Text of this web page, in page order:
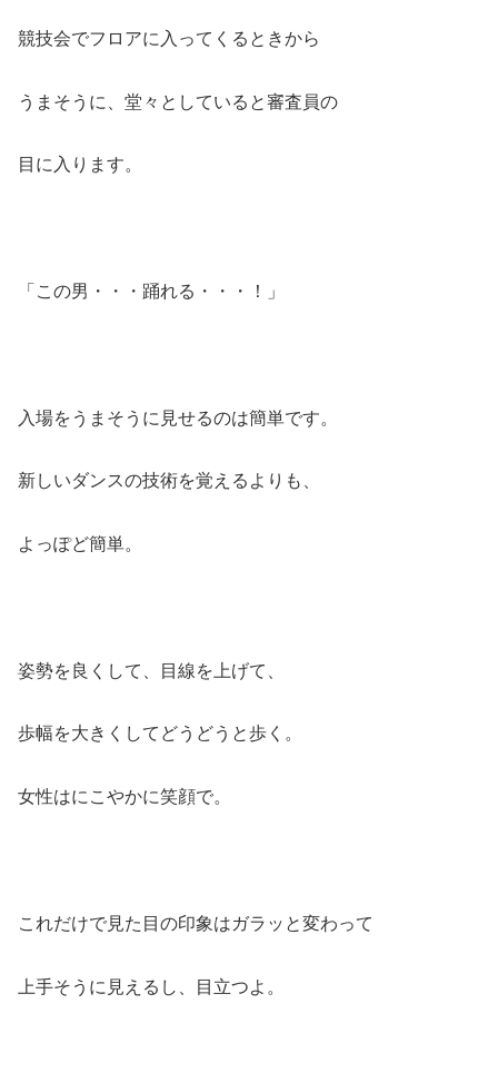
競技会でフロアに入ってくるときから
うまそうに、堂々としていると審査員の
目に入ります。
「この男・・・踊れる・・・！」
入場をうまそうに見せるのは簡単です。
新しいダンスの技術を覚えるよりも、
よっぽど簡単。
姿勢を良くして、目線を上げて、
歩幅を大きくしてどうどうと歩く。
女性はにこやかに笑顔で。
これだけで見た目の印象はガラッと変わって
上手そうに見えるし、目立つよ。